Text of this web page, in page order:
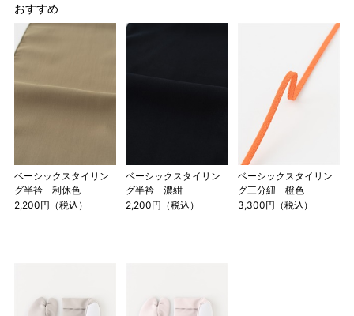
おすすめ
ベーシックスタイリン
グ半衿 利休色
2,200円（税込）
ベーシックスタイリン
グ半衿 濃紺
2,200円（税込）
ベーシックスタイリン
グ三分紐 橙色
3,300円（税込）